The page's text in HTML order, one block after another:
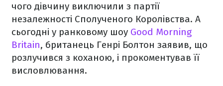
чого дівчину виключили з партії
незалежності Сполученого Королівства. А
сьогодні у ранковому шоу Good Morning
Britain, британець Генрі Болтон заявив, що
розлучився з коханою, і прокоментував її
висловлювання.